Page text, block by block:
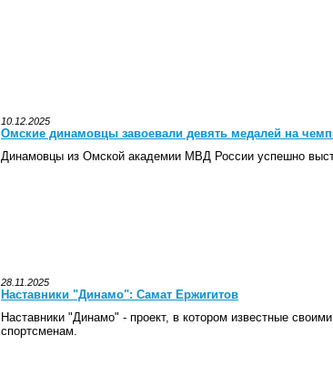
10.12.2025
Омские динамовцы завоевали девять медалей на
Динамовцы из Омской академии МВД России успешно
28.11.2025
Наставники "Динамо": Самат Ержигитов
Наставники "Динамо" - проект, в котором известные
спортсменам.